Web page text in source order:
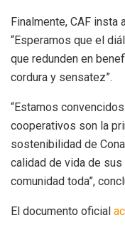
Finalmente, CAF insta
“Esperamos que el
que redunden en
cordura y sensatez”.
“Estamos
cooperativos son la
sostenibilidad de
calidad de vida de
comunidad toda”,
El documento oficial